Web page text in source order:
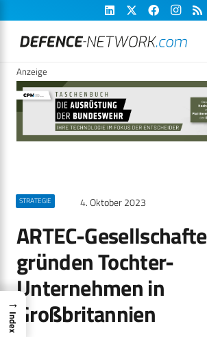
Anzeige
STRATEGIE 4. Oktober 2023
ARTEC-
gründen Tochter-
Unternehmen in
Großbritannien
→
Index